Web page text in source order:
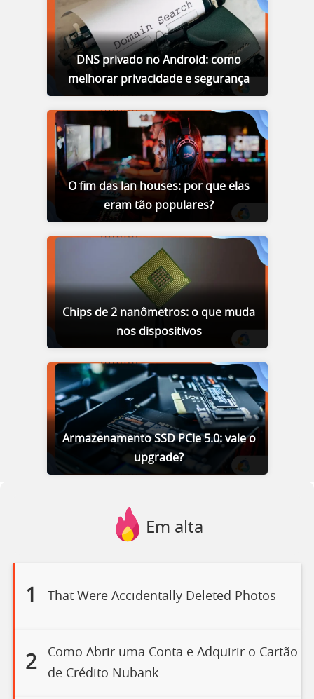
DNS privado no Android: como
melhorar privacidade e segurança
O fim das lan houses: por que elas
eram tão populares?
Chips de 2 nanômetros: o que muda
nos dispositivos
Armazenamento SSD PCIe 5.0: vale o
upgrade?
Em alta
1 That Were Accidentally Deleted Photos
2
Como Abrir uma Conta e Adquirir o Cartão
de Crédito Nubank